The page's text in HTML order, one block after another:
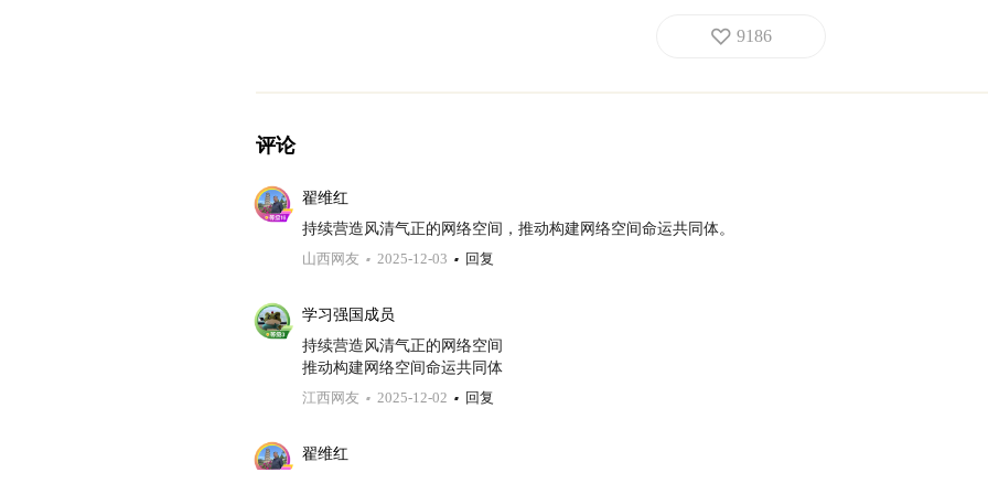
9186
评论
翟维红
持续营造风清气正的网络空间，推动构建网络空间命运共同体。
山西网友
2025-12-03 回复
学习强国成员
持续营造风清气正的网络空间
推动构建网络空间命运共同体
江西网友
2025-12-02 回复
翟维红